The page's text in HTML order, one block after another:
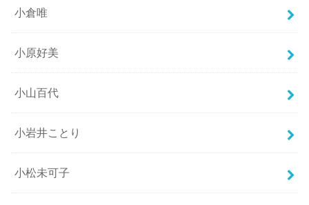
小倉唯
小原好美
小山百代
小岩井ことり
小松未可子